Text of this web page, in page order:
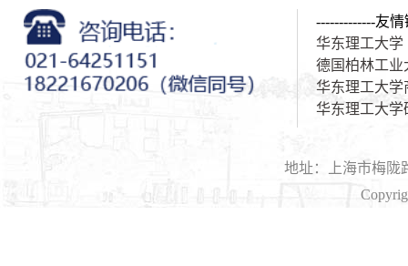
-------------友
华东理工大学
德国柏林工业
华东理工大学
华东理工大学
地址：上海市梅